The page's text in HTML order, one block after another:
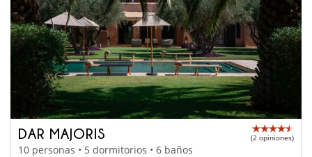
DAR MAJORIS (2 opiniones)
10 personas • 5 dormitorios • 6 baños